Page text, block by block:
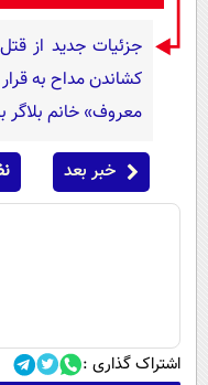
جزئیات جدید از
معروف» خانم بلاگر
خبر بعد
اشتراک گذاری :